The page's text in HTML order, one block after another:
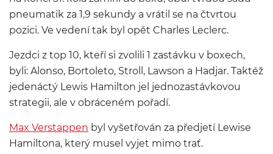
pneumatik za 1,9 sekundy a vrátil se na čtvrtou
pozici. Ve vedení tak byl opět Charles Leclerc.
Jezdci z top 10, kteří si zvolili 1 zastávku v boxech,
byli: Alonso, Bortoleto, Stroll, Lawson a Hadjar. Taktéž
jedenáctý Lewis Hamilton jel jednozastávkovou
strategii, ale v obráceném pořadí.
Max Verstappen byl vyšetřován za předjetí Lewise
Hamiltona, který musel vyjet mimo trať.